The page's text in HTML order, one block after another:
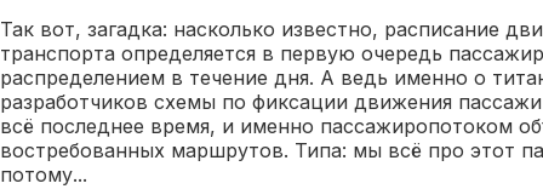
Так вот, загадка: насколько известно, расписание
транспорта определяется в первую очередь
распределением в течение дня. А ведь именно о
разработчиков схемы по фиксации движения
всё последнее время, и именно пассажиропотоком
востребованных маршрутов. Типа: мы всё про этот
потому...